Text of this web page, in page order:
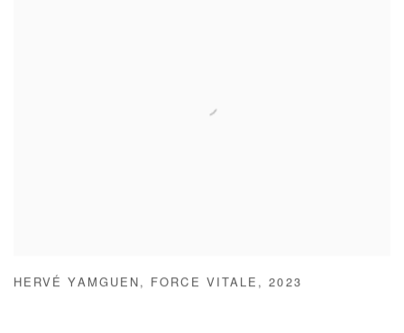
HERVÉ YAMGUEN , FORCE VITALE ,2023